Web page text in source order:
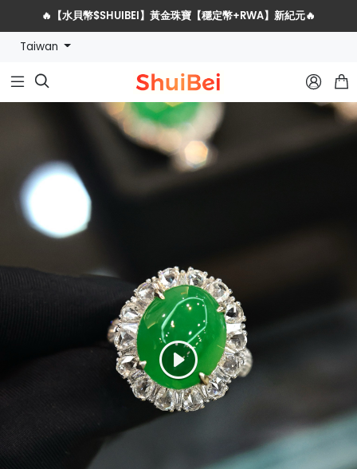
水貝網戰略服務商全球招募計劃
🔥【水貝幣$SHUIBEI】黃金珠寶【穩定幣+RWA】新紀元🔥
Taiwan
  